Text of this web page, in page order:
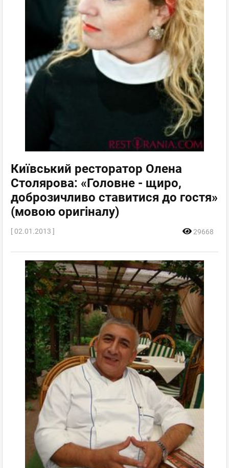
Київський ресторатор Олена
Столярова: «Головне - щиро,
доброзичливо ставитися до гостя»
(мовою оригіналу)
[ 02.01.2013 ] 29668